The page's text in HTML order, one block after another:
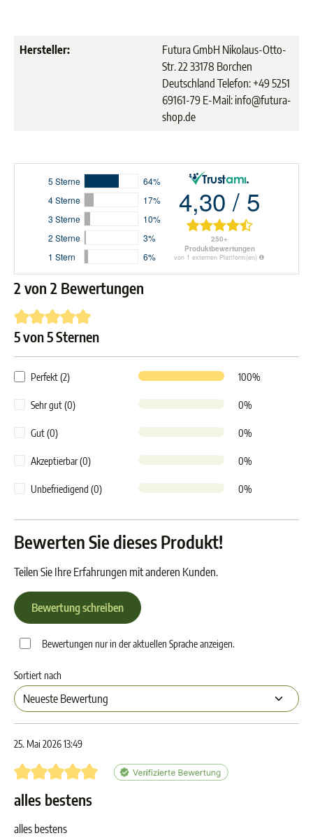
Hersteller:
Futura GmbH Nikolaus-Otto-
Str. 22 33178 Borchen
Deutschland Telefon: +49 5251
69161-79 E-Mail: info@futura-
shop.de
2 von 2 Bewertungen
Durchschnittliche Bewertung von 5 von 5 Sternen
5 von 5 Sternen
Perfekt (2) 100%
Sehr gut (0) 0%
Gut (0) 0%
Akzeptierbar (0) 0%
Unbefriedigend (0) 0%
Bewerten Sie dieses Produkt!
Teilen Sie Ihre Erfahrungen mit anderen Kunden.
Bewertung schreiben
Bewertungen nur in der aktuellen Sprache anzeigen.
Sortiert nach
25. Mai 2026 13:49
Bewertung mit 5 von 5 Sternen
alles bestens
alles bestens